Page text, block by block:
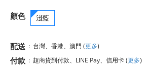
顏色 淺藍
配送 : 台灣、香港、澳門 (更多)
付款 : 超商貨到付款、LINE Pay、信用卡(更多)